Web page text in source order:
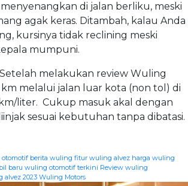
di jalan berliku, meski
agak keras. Ditambah, kalau Anda
kursinya tidak reclining meski
mumpuni.
melakukan review Wuling
km melalui jalan luar kota (non tol) di
liter. Cukup masuk akal dengan
sesuai kebutuhan tanpa dibatasi.
otomotif berita wuling fitur wuling alvez harga wuling
baru wuling otomotif terkini Review wuling
alvez 2023 Wuling Motors